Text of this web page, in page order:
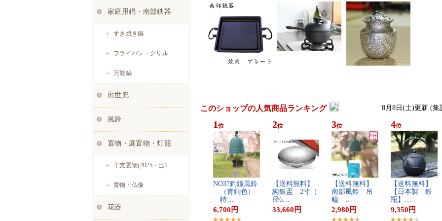
このショップの人気商品ランキング 8月8日(土)更新 (集
1 位
N​O​3​7​釣​鐘​風​鈴​
​（​青​銅​色​）​
​特​…
6,700 円
2位
【​送​料​無​料​】​
純​銀​盃​ ​2​寸​（​
径​6​…
33,660 円
3位
【​送​料​無​料​】​
南​部​風​鈴​ ​吊​
鐘​ ​…
2,980 円
4位
【​送​料​無​料​】​
【​日​本​製​ ​鉄​
瓶​】​…
9,350 円